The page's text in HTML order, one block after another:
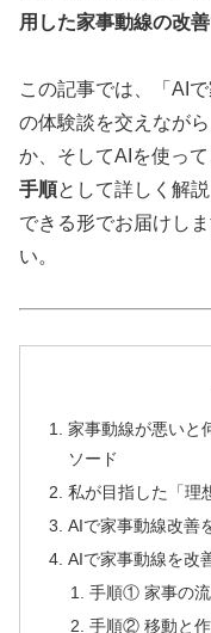
用した家事動線の改善
この記事では、「AI
の体験談を交えなが
か、そしてAIを使っ
手順として詳しく解
できる形でお届けし
い。
家事動線が悪いと
ソード
私が目指した「理
AIで家事動線改善
AIで家事動線を改
手順① 家事の
手順② 移動と作